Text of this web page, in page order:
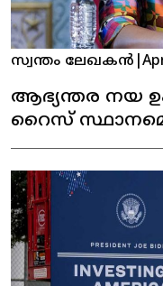
സ്വന്തം ലേഖകൻ
ആഭ്യന്തര നയ
റൈസ്
ടാൻഡനു